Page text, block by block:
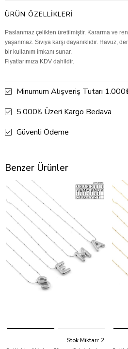
ÜRÜN ÖZELLIKLERI
Paslanmaz çelikten üretilmiştir. Kararma ve
yaşanmaz. Sıvıya karşı dayanıklıdır. Havuz,
bir kullanım imkanı sunar.
Fiyatlarımıza KDV dahildir.
Minumum Alışveriş Tutarı
5.000₺ Üzeri Kargo Bedava
Güvenli Ödeme
Benzer Ürünler
Stok Miktarı: 2